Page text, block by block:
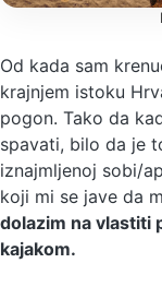
Od kada sam
krajnjem istoku
pogon. Tako da
spavati, bilo da je
iznajmljenoj sobi/
koji mi se jave da
dolazim na vlastiti
kajakom.